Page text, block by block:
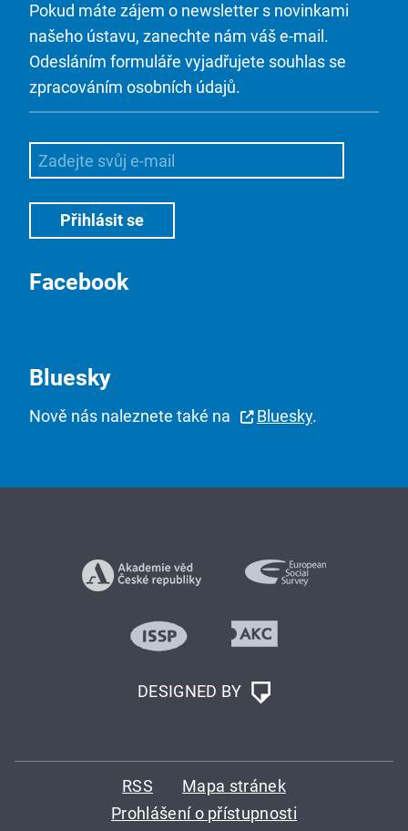
Pokud máte zájem o newsletter s novinkami
našeho ústavu, zanechte nám váš e-mail.
Odesláním formuláře vyjadřujete souhlas se
zpracováním osobních údajů.
Facebook
Bluesky
Nově nás naleznete také na Bluesky.
DESIGNED BY
RSS
Mapa stránek
Prohlášení o přístupnosti